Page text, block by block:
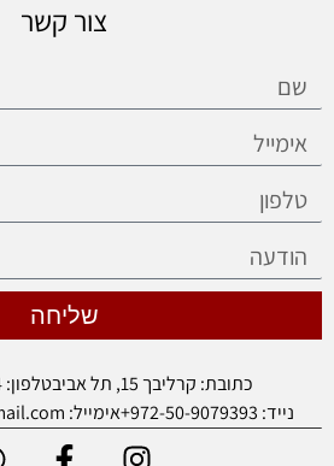
צור קשר
שליחה
כתובת: קרליבך 15, תל אביב
טלפון: 972-3-5175394+
נייד: 972-50-9079393+
אימייל: squaregalleryart@gmail.com